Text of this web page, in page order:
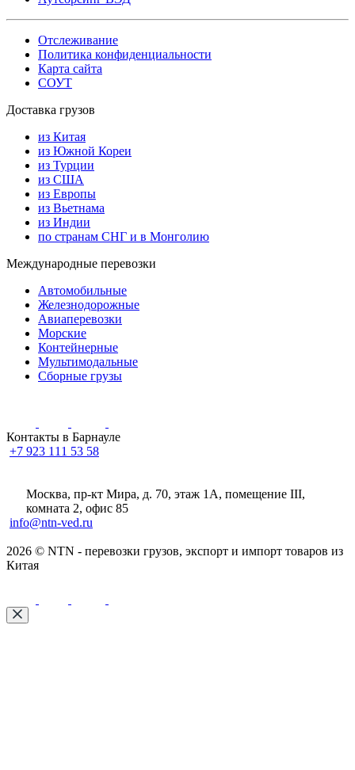
Отслеживание
Политика конфиденциальности
Карта сайта
СОУТ
Доставка грузов
из Китая
из Южной Кореи
из Турции
из США
из Европы
из Вьетнама
из Индии
по странам СНГ и в Монголию
Международные перевозки
Автомобильные
Железнодорожные
Авиаперевозки
Морские
Контейнерные
Мультимодальные
Сборные грузы
Контакты в Барнауле
+7 923 111 53 58
Москва, пр-кт Мира, д. 70, этаж 1А, помещение III,
комната 2, офис 85
info@ntn-ved.ru
2026 © NTN - перевозки грузов, экспорт и импорт товаров из
Китая